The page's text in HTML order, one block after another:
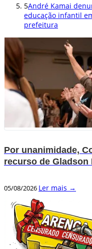
5André Kamai
educação infantil
prefeitura
Por unanimidade,
recurso de Gladson
05/08/2026 Ler mais →